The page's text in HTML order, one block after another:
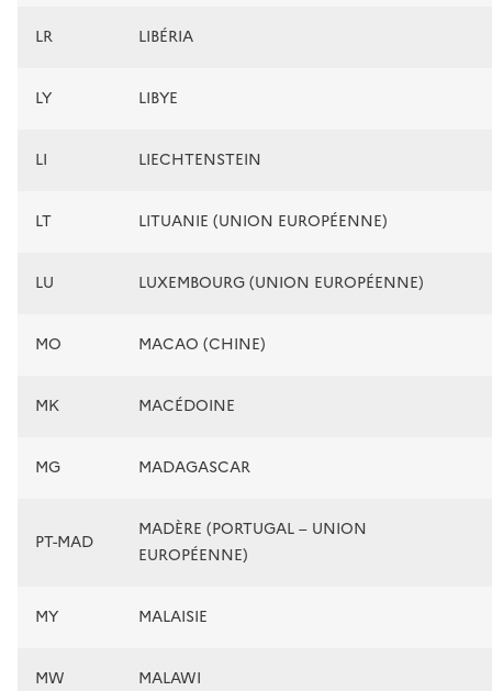
LR LIBÉRIA
LY LIBYE
LI LIECHTENSTEIN
LT LITUANIE (UNION EUROPÉENNE)
LU LUXEMBOURG (UNION EUROPÉENNE)
MO MACAO (CHINE)
MK MACÉDOINE
MG MADAGASCAR
PT-MAD
MADÈRE (PORTUGAL – UNION
EUROPÉENNE)
MY MALAISIE
MW MALAWI